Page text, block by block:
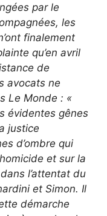
par le
les
finalement
qu’en avril
de
avocats ne
Le Monde : «
évidentes gênes
justice
d’ombre qui
et sur la
l’attentat du
et Simon. Il
démarche